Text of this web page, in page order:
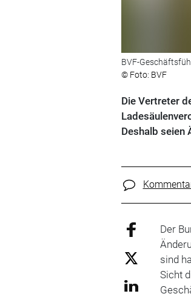
BVF-
© Foto: BVF
Die Vertreter
Deshalb seien
Der
sind
Sicht